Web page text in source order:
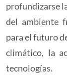
profundizarse
del ambiente
para el futuro
climático, la
tecnologías.